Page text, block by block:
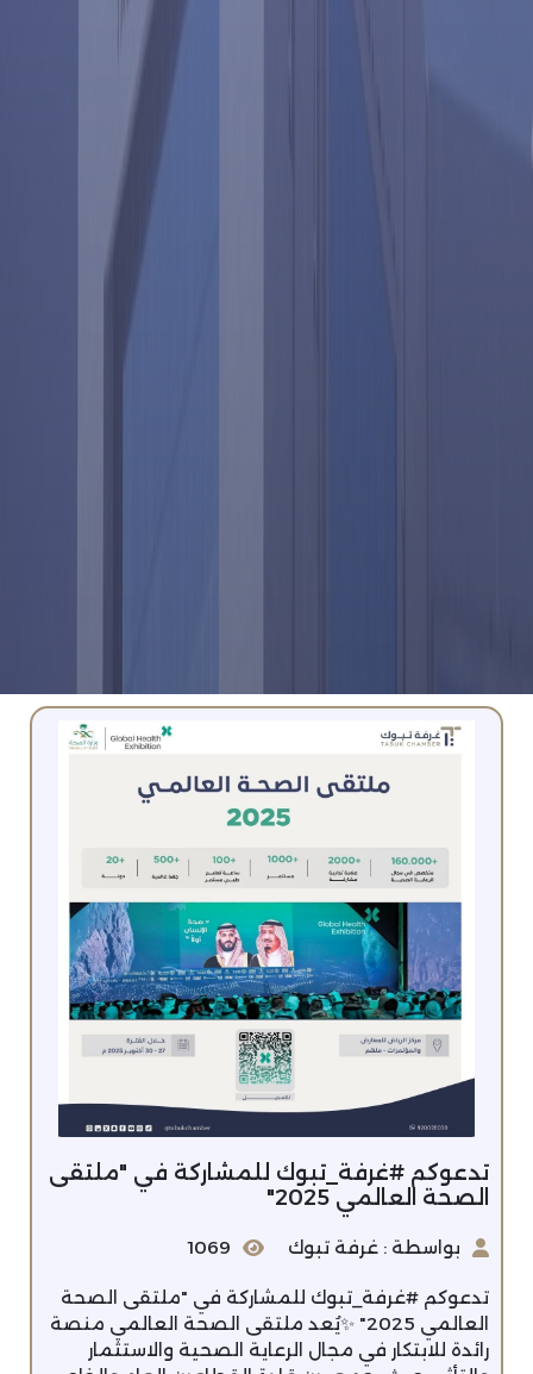
تدعوكم #غرفة_تبوك للمشاركة في "ملتقى
الصحة العالمي 2025"
بواسطة : غرفة تبوك 1069
تدعوكم #غرفة_تبوك للمشاركة في "ملتقى الصحة
العالمي 2025" ✨يُعد ملتقى الصحة العالمي منصة
رائدة للابتكار في مجال الرعاية الصحية والاستثمار